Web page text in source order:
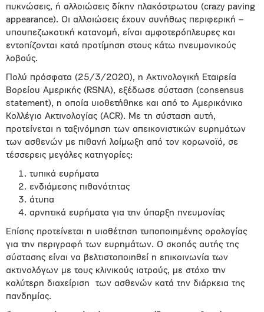
πυκνώσεις, ή αλλοιώσεις δίκην πλακόστρωτου (crazy paving
appearance). Οι αλλοιώσεις έχουν συνήθως περιφερική –
υπουπεζωκοτική κατανομή, είναι αμφοτερόπλευρες και
εντοπίζονται κατά προτίμηση στους κάτω πνευμονικούς
λοβούς.
Πολύ πρόσφατα (25/3/2020), η Ακτινολογική Εταιρεία
Βορείου Αμερικής (RSNA), εξέδωσε σύσταση (consensus
statement), η οποία υιοθετήθηκε και από το Αμερικάνικο
Κολλέγιο Ακτινολογίας (ACR). Με τη σύσταση αυτή,
προτείνεται η ταξινόμηση των απεικονιστικών ευρημάτων
των ασθενών με πιθανή λοίμωξη από τον κορωνοϊό, σε
τέσσερεις μεγάλες κατηγορίες:
τυπικά ευρήματα
ενδιάμεσης πιθανότητας
άτυπα
αρνητικά ευρήματα για την ύπαρξη πνευμονίας
Επίσης προτείνεται η υιοθέτηση τυποποιημένης ορολογίας
για την περιγραφή των ευρημάτων. Ο σκοπός αυτής της
σύστασης είναι να βελτιστοποιηθεί η επικοινωνία των
ακτινολόγων με τους κλινικούς ιατρούς, με στόχο την
καλύτερη διαχείριση
των ασθενών κατά την διάρκεια της
πανδημίας.